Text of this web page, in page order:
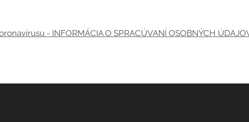
- INFORMÁCIA O SPRACÚVANÍ OSOBNÝCH